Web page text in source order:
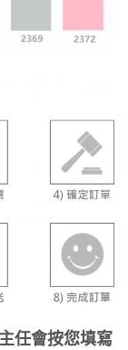
任會按您填寫